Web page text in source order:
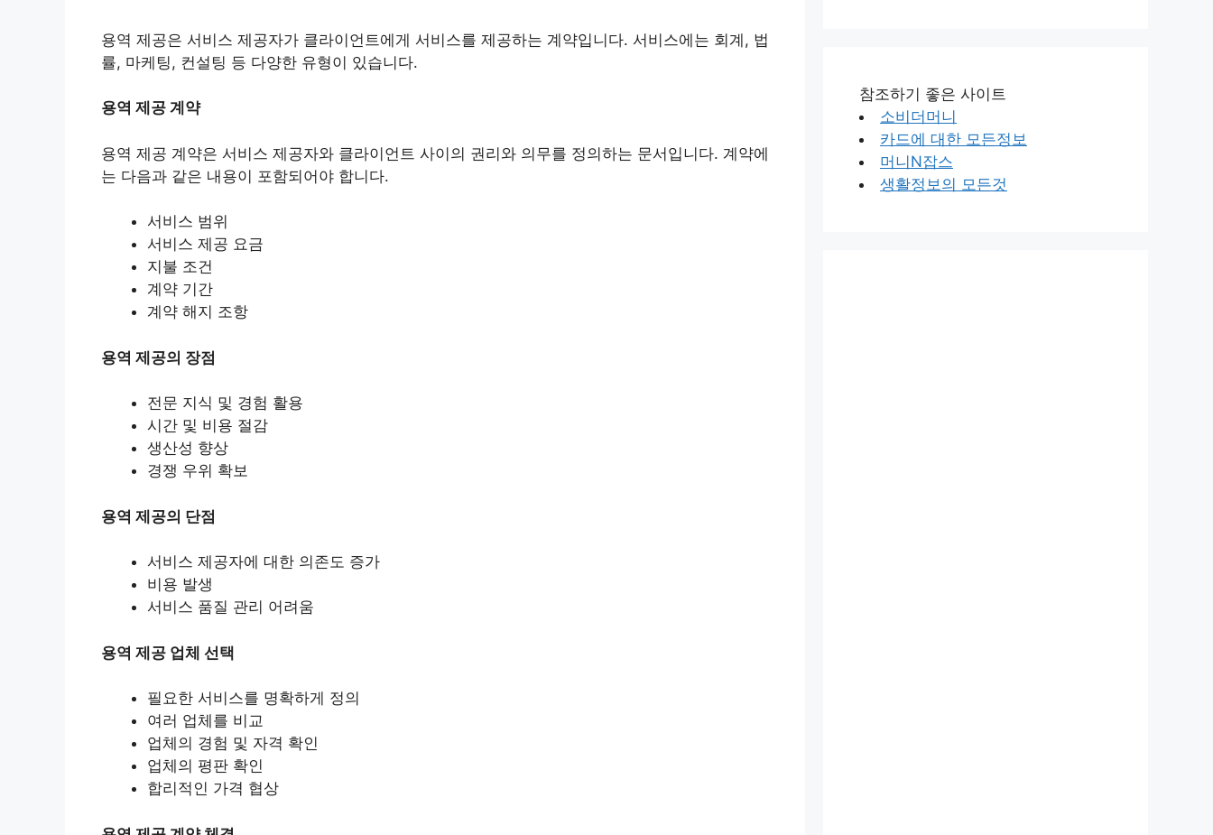
용역 제공은 서비스 제공자가 클라이언트에게 서비스를 제공하는 계약입니다. 서비스에는 회계, 법
률, 마케팅, 컨설팅 등 다양한 유형이 있습니다.
용역 제공 계약
용역 제공 계약은 서비스 제공자와 클라이언트 사이의 권리와 의무를 정의하는 문서입니다. 계약에
는 다음과 같은 내용이 포함되어야 합니다.
서비스 범위
서비스 제공 요금
지불 조건
계약 기간
계약 해지 조항
용역 제공의 장점
전문 지식 및 경험 활용
시간 및 비용 절감
생산성 향상
경쟁 우위 확보
용역 제공의 단점
서비스 제공자에 대한 의존도 증가
비용 발생
서비스 품질 관리 어려움
용역 제공 업체 선택
필요한 서비스를 명확하게 정의
여러 업체를 비교
업체의 경험 및 자격 확인
업체의 평판 확인
합리적인 가격 협상
참조하기 좋은 사이트
소비더머니
카드에 대한 모든정보
머니N잡스
생활정보의 모든것